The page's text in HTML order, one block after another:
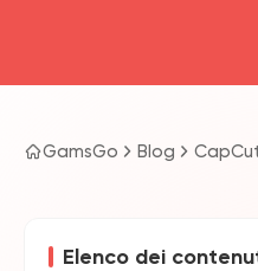
GamsGo Blog
Elenco dei